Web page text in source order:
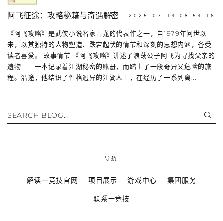
阿飞征途：攻略秘籍与奇遇解密 2025-07-14 08:54:16
《阿飞攻略》是武侠小说名家古龙的代表作之一，自1979年问世以
来，以其独特的人物塑造、跌宕起伏的情节和深刻的思想内涵，备受
读者喜爱。 故事情节 《阿飞攻略》讲述了浪荡公子阿飞为寻找父亲的
遗物——一本记录着江湖秘密的账册，而踏上了一段奇异又危险的旅
程。沿途，他结识了性格迥异的江湖人士，在经历了一系列离...
SEARCH BLOG...
导航
解读一竞技官网 项目展示 游戏中心 集团服务
联系一竞技